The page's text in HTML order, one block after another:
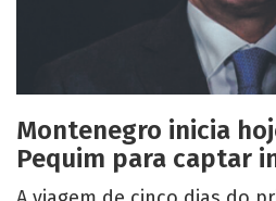
Montenegro inicia
Pequim para captar